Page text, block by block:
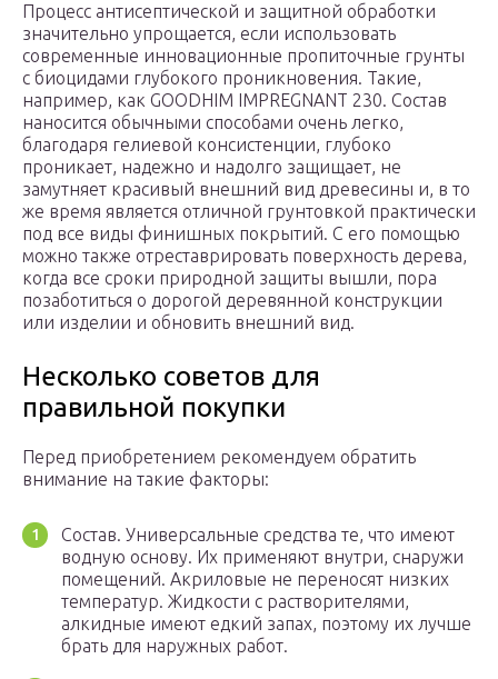
Процесс антисептической и защитной обработки
значительно упрощается, если использовать
современные инновационные пропиточные грунты
с биоцидами глубокого проникновения. Такие,
например, как GOODHIM IMPREGNANT 230. Состав
наносится обычными способами очень легко,
благодаря гелиевой консистенции, глубоко
проникает, надежно и надолго защищает, не
замутняет красивый внешний вид древесины и, в то
же время является отличной грунтовкой практически
под все виды финишных покрытий. С его помощью
можно также отреставрировать поверхность дерева,
когда все сроки природной защиты вышли, пора
позаботиться о дорогой деревянной конструкции
или изделии и обновить внешний вид.
Несколько советов для
правильной покупки
Перед приобретением рекомендуем обратить
внимание на такие факторы:
Состав. Универсальные средства те, что имеют
водную основу. Их применяют внутри, снаружи
помещений. Акриловые не переносят низких
температур. Жидкости с растворителями,
алкидные имеют едкий запах, поэтому их лучше
брать для наружных работ.